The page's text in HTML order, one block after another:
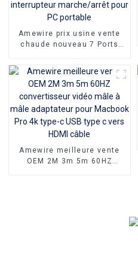
Amewire prix usine vente
chaude nouveau 7 Ports
interrupteur marche/arrêt
pour PC portable
Amewire meilleure vente
OEM 2M 3m 5m 60HZ